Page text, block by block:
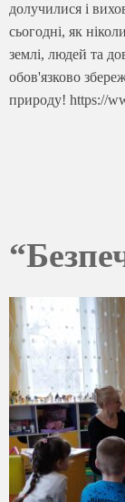
долучилися і
сьогодні, як
землі, людей та
обов'язково
природу! https://